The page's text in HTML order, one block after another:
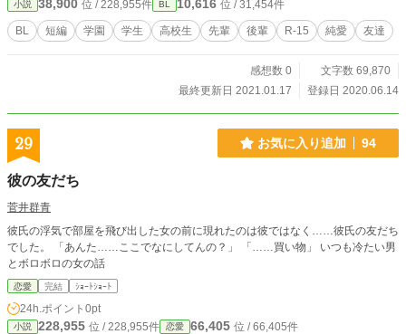
小説 38,900 位 / 228,955件 BL 10,616 位 / 31,454件
BL 短編 学園 学生 高校生 先輩 後輩 R-15 純愛 友達
感想数 0
文字数 69,870
最終更新日 2021.01.17
登録日 2020.06.14
29 お気に入り追加 94
彼の友だち
菅井群青
彼氏の浮気で部屋を飛び出した女の前に現れたのは彼ではなく……彼氏の友だち
でした。 「あんた……ここでなにしてんの？」 「……買い物」 いつも冷たい男
とボロボロの女の話
恋愛 完結 ｼｮｰﾄｼｮｰﾄ
24h.ポイント 0pt
小説 228,955 位 / 228,955件 恋愛 66,405 位 / 66,405件